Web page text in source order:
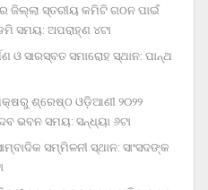
ଜିଲ୍ଲା ସ୍ତରୀୟ କମିଟି ଗଠନ ପାଇଁ
ସମୟ: ଅପରାହ୍‌ଣ ୪ଟା
ଓ ସାରସ୍ବତ ସମାରୋହ ସ୍ଥାନ: ପାନ୍ଥ
ଶ୍ରେଷ୍ଠ ଓଡ଼ିଆଣୀ ୨୦୨୨
ଭବନ ସମୟ: ସନ୍ଧ୍ୟା ୬ଟା
ସମ୍ମିଳନୀ ସ୍ଥାନ: ସାଂସଦଙ୍କ